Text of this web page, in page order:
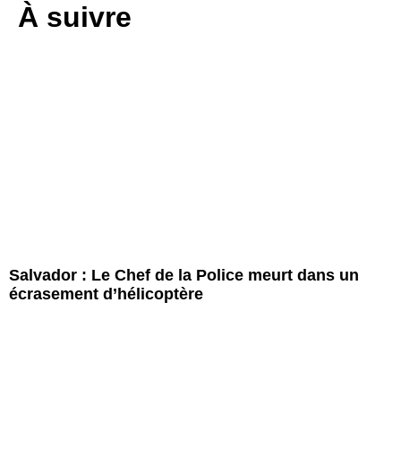
À suivre
Salvador : Le Chef de la Police meurt dans un
écrasement d’hélicoptère